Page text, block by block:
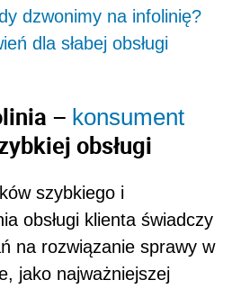
dzwonimy na infolinię?
dla słabej obsługi
– konsument
obsługi
szybkiego i
obsługi klienta świadczy
na rozwiązanie sprawy w
jako najważniejszej